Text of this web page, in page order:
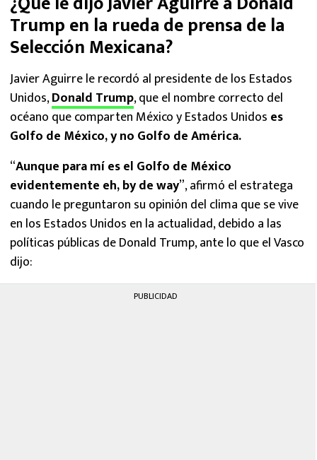
Trump en la rueda de prensa de la
Selección Mexicana?
Javier Aguirre le recordó al presidente de los Estados
Unidos,Donald Trump, que el nombre correcto del
océano que comparten México y Estados Unidos es
Golfo de México, y no Golfo de América.
“Aunque para mí es el Golfo de México
evidentemente eh, by de way”, afirmó el estratega
cuando le preguntaron su opinión del clima que se vive
en los Estados Unidos en la actualidad, debido a las
políticas públicas de Donald Trump, ante lo que el Vasco
dijo:
PUBLICIDAD